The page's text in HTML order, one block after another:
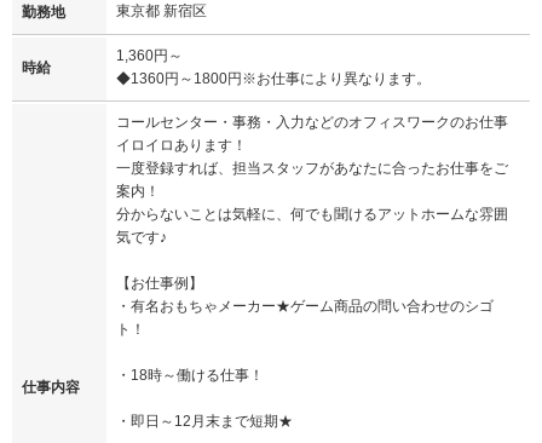
勤務地 東京都 新宿区
時給
1,360円～
◆1360円～1800円※お仕事により異なります。
仕事内容
コールセンター・事務・入力などのオフィスワークのお仕事
イロイロあります！
一度登録すれば、担当スタッフがあなたに合ったお仕事をご
案内！
分からないことは気軽に、何でも聞けるアットホームな雰囲
気です♪
【お仕事例】
・有名おもちゃメーカー★ゲーム商品の問い合わせのシゴ
ト！
・18時～働ける仕事！
・即日～12月末まで短期★